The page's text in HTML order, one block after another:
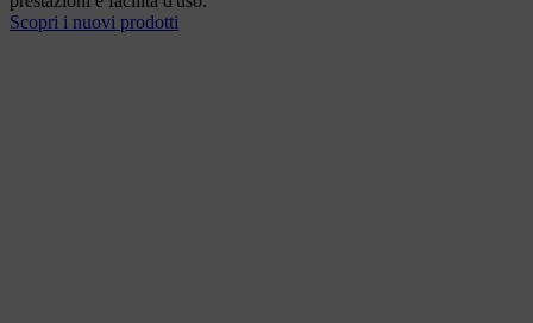
Scopri i nuovi prodotti